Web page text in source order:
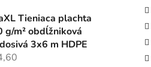
Tieniaca plachta
g/m² obdĺžniková
3x6 m HDPE